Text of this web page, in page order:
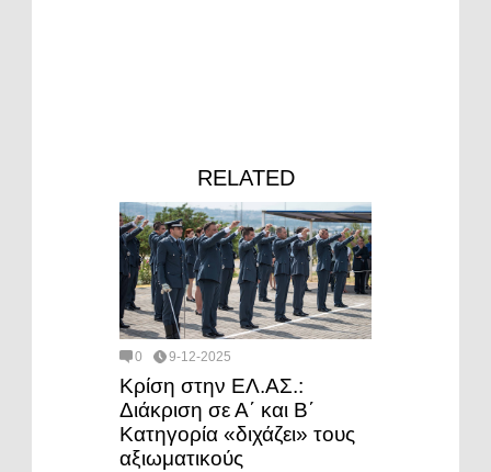
RELATED
0 9-12-2025
Κρίση στην ΕΛ.ΑΣ.:
Διάκριση σε Α΄ και Β΄
Κατηγορία «διχάζει» τους
αξιωματικούς